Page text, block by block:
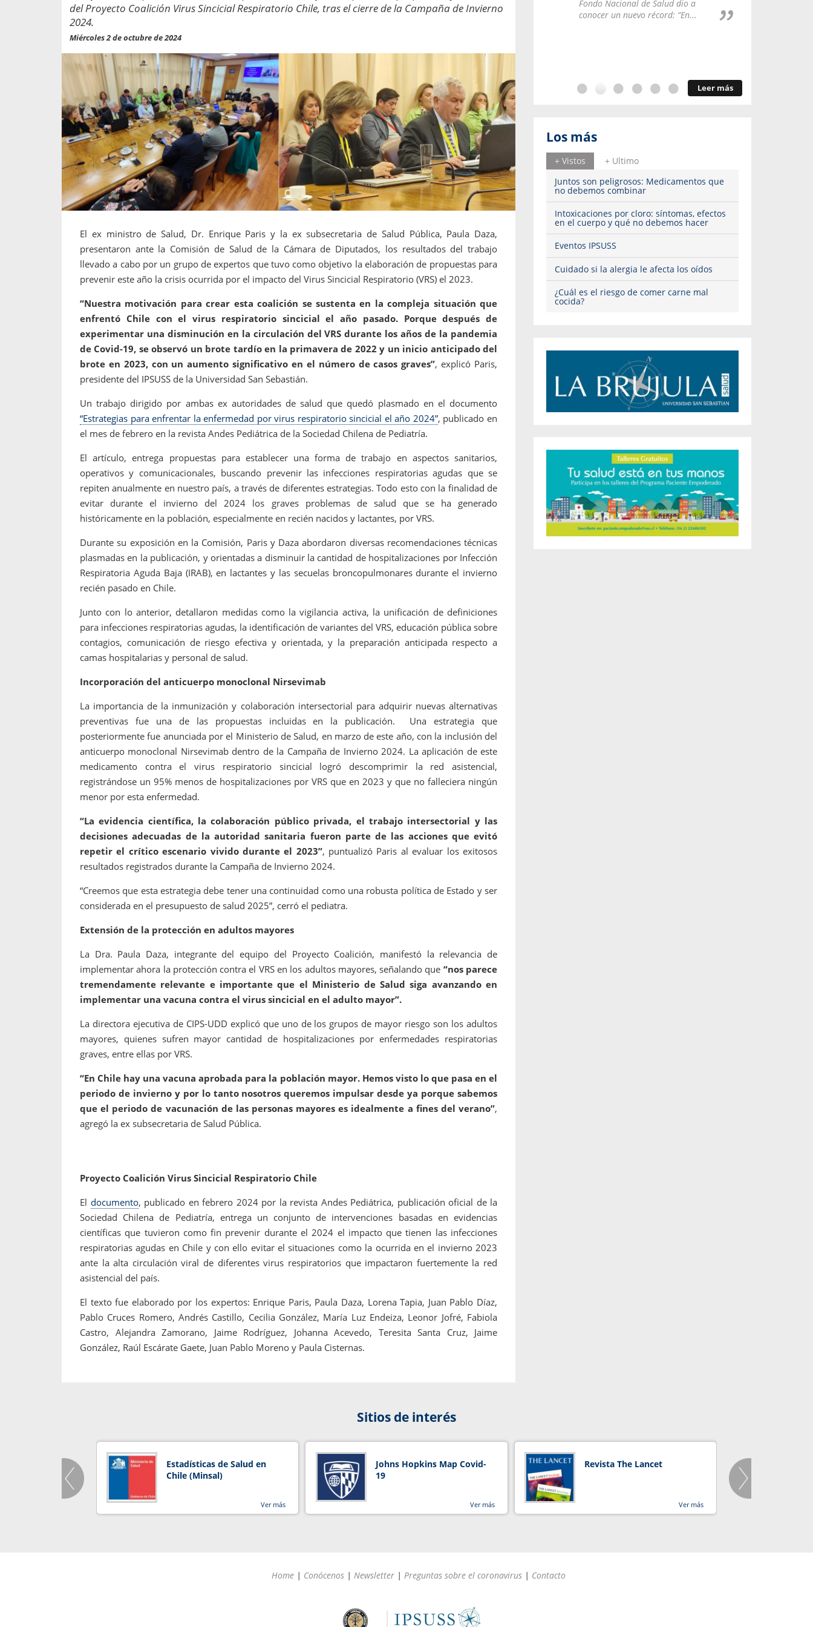
del Proyecto Coalición Virus Sincicial Respiratorio Chile, tras el cierre de la Campaña de Invierno
2024.
Miércoles 2 de octubre de 2024
El ex ministro de Salud, Dr. Enrique Paris y la ex subsecretaria de Salud Pública, Paula Daza,
presentaron ante la Comisión de Salud de la Cámara de Diputados, los resultados del trabajo
llevado a cabo por un grupo de expertos que tuvo como objetivo la elaboración de propuestas para
prevenir este año la crisis ocurrida por el impacto del Virus Sincicial Respiratorio (VRS) el 2023.
“Nuestra motivación para crear esta coalición se sustenta en la compleja situación que
enfrentó Chile con el virus respiratorio sincicial el año pasado. Porque después de
experimentar una disminución en la circulación del VRS durante los años de la pandemia
de Covid-19, se observó un brote tardío en la primavera de 2022 y un inicio anticipado del
brote en 2023, con un aumento significativo en el número de casos graves”, explicó Paris,
presidente del IPSUSS de la Universidad San Sebastián.
Un trabajo dirigido por ambas ex autoridades de salud que quedó plasmado en el documento
“Estrategias para enfrentar la enfermedad por virus respiratorio sincicial el año 2024”, publicado en
el mes de febrero en la revista Andes Pediátrica de la Sociedad Chilena de Pediatría.
El artículo, entrega propuestas para establecer una forma de trabajo en aspectos sanitarios,
operativos y comunicacionales, buscando prevenir las infecciones respiratorias agudas que se
repiten anualmente en nuestro país, a través de diferentes estrategias. Todo esto con la finalidad de
evitar durante el invierno del 2024 los graves problemas de salud que se ha generado
históricamente en la población, especialmente en recién nacidos y lactantes, por VRS.
Durante su exposición en la Comisión, Paris y Daza abordaron diversas recomendaciones técnicas
plasmadas en la publicación, y orientadas a disminuir la cantidad de hospitalizaciones por Infección
Respiratoria Aguda Baja (IRAB), en lactantes y las secuelas broncopulmonares durante el invierno
recién pasado en Chile.
Junto con lo anterior, detallaron medidas como la vigilancia activa, la unificación de definiciones
para infecciones respiratorias agudas, la identificación de variantes del VRS, educación pública sobre
contagios, comunicación de riesgo efectiva y orientada, y la preparación anticipada respecto a
camas hospitalarias y personal de salud.
Incorporación del anticuerpo monoclonal Nirsevimab
La importancia de la inmunización y colaboración intersectorial para adquirir nuevas alternativas
preventivas fue una de las propuestas incluidas en la publicación. Una estrategia que
posteriormente fue anunciada por el Ministerio de Salud, en marzo de este año, con la inclusión del
anticuerpo monoclonal Nirsevimab dentro de la Campaña de Invierno 2024. La aplicación de este
medicamento contra el virus respiratorio sincicial logró descomprimir la red asistencial,
registrándose un 95% menos de hospitalizaciones por VRS que en 2023 y que no falleciera ningún
menor por esta enfermedad.
“La evidencia científica, la colaboración público privada, el trabajo intersectorial y las
decisiones adecuadas de la autoridad sanitaria fueron parte de las acciones que evitó
repetir el crítico escenario vivido durante el 2023”, puntualizó Paris al evaluar los exitosos
resultados registrados durante la Campaña de Invierno 2024.
“Creemos que esta estrategia debe tener una continuidad como una robusta política de Estado y ser
considerada en el presupuesto de salud 2025”, cerró el pediatra.
Extensión de la protección en adultos mayores
La Dra. Paula Daza, integrante del equipo del Proyecto Coalición, manifestó la relevancia de
implementar ahora la protección contra el VRS en los adultos mayores, señalando que “nos parece
tremendamente relevante e importante que el Ministerio de Salud siga avanzando en
implementar una vacuna contra el virus sincicial en el adulto mayor”.
La directora ejecutiva de CIPS-UDD explicó que uno de los grupos de mayor riesgo son los adultos
mayores, quienes sufren mayor cantidad de hospitalizaciones por enfermedades respiratorias
graves, entre ellas por VRS.
“En Chile hay una vacuna aprobada para la población mayor. Hemos visto lo que pasa en el
periodo de invierno y por lo tanto nosotros queremos impulsar desde ya porque sabemos
que el periodo de vacunación de las personas mayores es idealmente a fines del verano”,
agregó la ex subsecretaria de Salud Pública.
Proyecto Coalición Virus Sincicial Respiratorio Chile
El documento, publicado en febrero 2024 por la revista Andes Pediátrica, publicación oficial de la
Sociedad Chilena de Pediatría, entrega un conjunto de intervenciones basadas en evidencias
científicas que tuvieron como fin prevenir durante el 2024 el impacto que tienen las infecciones
respiratorias agudas en Chile y con ello evitar el situaciones como la ocurrida en el invierno 2023
ante la alta circulación viral de diferentes virus respiratorios que impactaron fuertemente la red
asistencial del país.
El texto fue elaborado por los expertos: Enrique Paris, Paula Daza, Lorena Tapia, Juan Pablo Díaz,
Pablo Cruces Romero, Andrés Castillo, Cecilia González, María Luz Endeiza, Leonor Jofré, Fabiola
Castro, Alejandra Zamorano, Jaime Rodríguez, Johanna Acevedo, Teresita Santa Cruz, Jaime
González, Raúl Escárate Gaete, Juan Pablo Moreno y Paula Cisternas.
entregados por la
sobre viajes al extranjero
que deben hacer...
propaga a un gran número de...
enfermedades periodontales. Sin
embargo, estas son las...
Fondo Nacional de Salud dio a
conocer un nuevo récord: “En...
Leer más
Los más
+ Vistos
+ Ultimo
Juntos son peligrosos: Medicamentos que
no debemos combinar
Intoxicaciones por cloro: síntomas, efectos
en el cuerpo y qué no debemos hacer
Eventos IPSUSS
Cuidado si la alergia le afecta los oídos
¿Cuál es el riesgo de comer carne mal
cocida?
Sitios de interés
Estadísticas de Salud en
Chile (Minsal)
Ver más
Johns Hopkins Map Covid-
19
Ver más
Revista The Lancet
Ver más
Home | Conócenos | Newsletter | Preguntas sobre el coronavirus | Contacto